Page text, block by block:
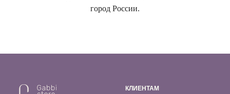
город России.
КЛИЕНТАМ